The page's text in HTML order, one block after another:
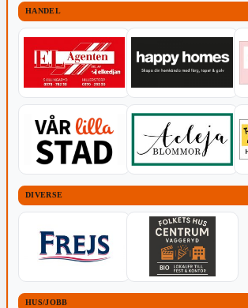
HANDEL
DIVERSE
HUS/JOBB